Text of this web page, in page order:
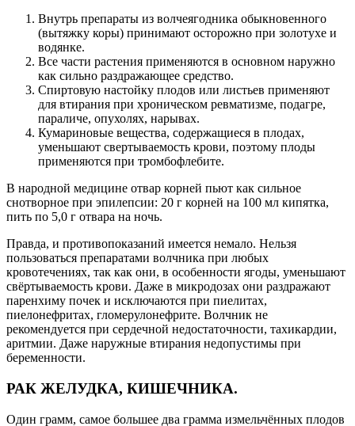
Внутрь препараты из волчеягодника обыкновенного
(вытяжку коры) принимают осторожно при золотухе и
водянке.
Все части растения применяются в основном наружно
как сильно раздражающее средство.
Спиртовую настойку плодов или листьев применяют
для втирания при хроническом ревматизме, подагре,
параличе, опухолях, нарывах.
Кумариновые вещества, содержащиеся в плодах,
уменьшают свертываемость крови, поэтому плоды
применяются при тромбофлебите.
В народной медицине отвар корней пьют как сильное
снотворное при эпилепсии: 20 г корней на 100 мл кипятка,
пить по 5,0 г отвара на ночь.
Правда, и противопоказаний имеется немало. Нельзя
пользоваться препаратами волчника при любых
кровотечениях, так как они, в особенности ягоды, уменьшают
свёртываемость крови. Даже в микродозах они раздражают
паренхиму почек и исключаются при пиелитах,
пиелонефритах, гломерулонефрите. Волчник не
рекомендуется при сердечной недостаточности, тахикардии,
аритмии. Даже наружные втирания недопустимы при
беременности.
РАК ЖЕЛУДКА, КИШЕЧНИКА.
Один грамм, самое большее два грамма измельчённых плодов